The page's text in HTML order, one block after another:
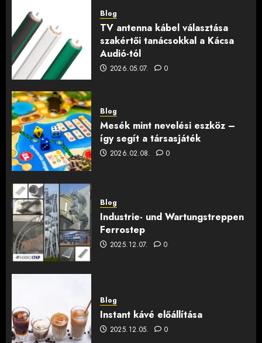
Blog
TV antenna kábel választása
szakértői tanácsokkal a Kácsa
Audió-tól
2026.05.07. 0
Blog
Mesék mint nevelési eszköz –
így segít a társasjáték
2026.02.08. 0
Blog
Industrie- und Wartungstreppen
Ferrostep
2025.12.07. 0
Blog
Instant kávé előállítása
2025.12.05. 0